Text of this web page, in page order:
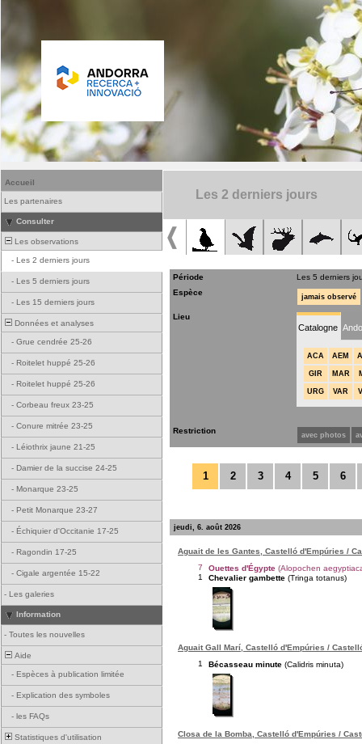
Accueil
Les partenaires
Consulter
Les observations
- Les 2 derniers jours
- Les 5 derniers jours
- Les 15 derniers jours
Données et analyses
- Grue cendrée 25-26
- Roitelet huppé 25-26
- Roitelet huppé 25-26
- Corbeau freux 23-25
- Conure mitrée 23-25
- Léiothrix jaune 21-25
- Damier de la succise 24-25
- Monarque 23-25
- Petit Monarque 23-27
- Échiquier d'Occitanie 17-25
- Ragondin 17-25
- Cigale argentée 15-22
- Les galeries
Information
- Toutes les nouvelles
Aide
- Espèces à publication limitée
- Explication des symboles
- les FAQs
Statistiques d'utilisation
Les 2 derniers jours
Période
Les 5 derniers
Espèce
jamais observé
Lieu
Catalogne
ACA AEM
GIR MAR
URG VAR
Restriction avec photos
1 2 3 4 5 6
jeudi, 6. août 2026
Aguait de les Gantes, Castelló d'Empúries /
7
Ouettes d'Égypte (Alopochen
1
Chevalier gambette (Tringa totanus)
Aguait Gall Marí, Castelló d'Empúries /
1
Bécasseau minute (Calidris minuta)
Closa de la Bomba, Castelló d'Empúries /